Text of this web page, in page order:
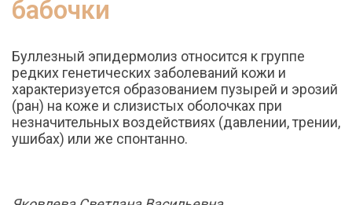
бабочки
Буллезный эпидермолиз относится к группе
редких генетических заболеваний кожи и
характеризуется образованием пузырей и эрозий
(ран) на коже и слизистых оболочках при
незначительных воздействиях (давлении, трении,
ушибах) или же спонтанно.